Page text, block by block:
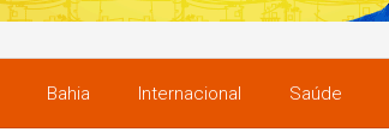
Bahia Internacional Saúde